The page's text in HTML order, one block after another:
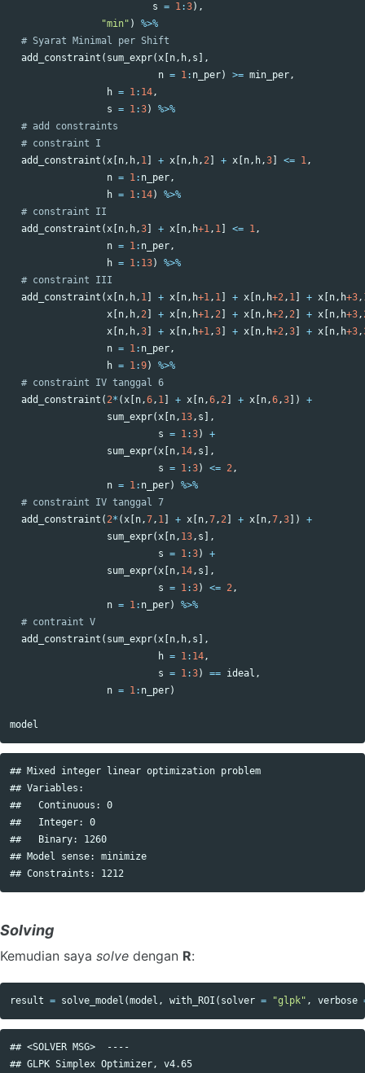
s = 1:3),
"min" )
%>%
# Syarat Minimal per Shift
add_constraint ( sum_expr(x n, h, s ],
n = 1: n_per) >= min_per,
h = 1: 14,
s = 1:3)
%>%
# add constraints
# constraint I
add_constraint (x n, h, 1 + x n, h, 2 + x n, h,3 <= 1,
n = 1: n_per,
h = 1: 14)
%>%
# constraint II
add_constraint (x n, h,3 + x n, h+1, 1 <= 1,
n = 1: n_per,
h = 1: 13)
%>%
# constraint III
add_constraint (x n, h, 1 + x n, h+1, 1 + x n, h+2, 1 + x n, h+3,
x n, h, 2 + x n, h+1, 2 + x n, h+2, 2 + x n, h+3,
x n, h,3 + x n, h+1,3 + x n, h+2,3 + x n, h+3,
n = 1: n_per,
h = 1:9)
%>%
# constraint IV tanggal 6
add_constraint ( 2* (x n,6, 1 + x n,6, 2 + x n,6,3 ])
+
sum_expr(x n, 13, s ],
s = 1:3)
+
sum_expr(x n, 14, s ],
s = 1:3) <= 2,
n = 1: n_per)
%>%
# constraint IV tanggal 7
add_constraint ( 2* (x n,7, 1 + x n,7, 2 + x n,7,3 ])
+
sum_expr(x n, 13, s ],
s = 1:3)
+
sum_expr(x n, 14, s ],
s = 1:3) <= 2,
n = 1: n_per)
%>%
# contraint V
add_constraint ( sum_expr(x n, h, s ],
h = 1: 14,
s = 1:3) == ideal ,
n = 1: n_per)
model
## Mixed integer linear optimization problem
## Variables:
##   Continuous: 0
##   Integer: 0
##   Binary: 1260
## Model sense: minimize
Solving
Kemudian saya solve dengan R:
result = solve_model (model , with_ROI ( solver = "glpk" , verbose
## <SOLVER MSG>  ----
## GLPK Simplex Optimizer, v4.65